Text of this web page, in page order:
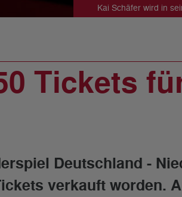
Kai Schäfer wird in
Tickets
Deutschland -
verkauft worden.